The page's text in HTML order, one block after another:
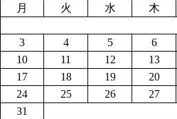
月
火 水 木
3
4 5 6
10
11 12 13
17
18 19 20
24
25 26 27
31